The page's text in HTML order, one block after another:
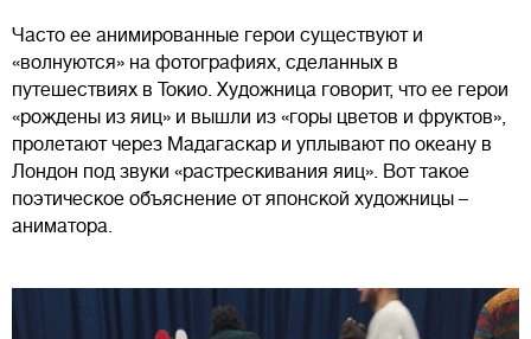
Часто ее анимированные герои существуют и
«волнуются» на фотографиях, сделанных в
путешествиях в Токио. Художница говорит, что ее герои
«рождены из яиц» и вышли из «горы цветов и фруктов»,
пролетают через Мадагаскар и уплывают по океану в
Лондон под звуки «растрескивания яиц». Вот такое
поэтическое объяснение от японской художницы –
аниматора.